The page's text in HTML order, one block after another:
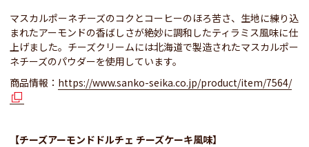
マスカルポーネチーズのコクとコーヒーのほろ苦さ、生地に練り込
まれたアーモンドの香ばしさが絶妙に調和したティラミス風味に仕
上げました。チーズクリームには北海道で製造されたマスカルポー
ネチーズのパウダーを使用しています。
商品情報： https://www.sanko-seika.co.jp/product/item/7564/
【チーズアーモンドドルチェ チーズケーキ風味】